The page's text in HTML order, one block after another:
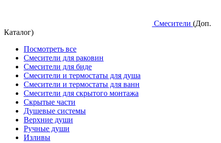
Смесители (Доп.
Каталог)
Посмотреть все
Смесители для раковин
Смесители для биде
Смесители и термостаты для душа
Смесители и термостаты для ванн
Смесители для скрытого монтажа
Скрытые части
Душевые системы
Верхние души
Ручные души
Изливы